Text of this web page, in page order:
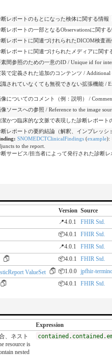
断レポートのもとになった検体に関する情報
レポートの一部となるObservationsに関する
断レポートに関連づけれられたDICOM検査画
断レポートに関連づけられたメディアに関す
素間参照のための一意のID / Unique id for
装で定義された追加のコンテンツ / Additional
識されていなくても無視できない拡張機能 /
像についてのコメント（例：説明） /
ソースへの参照 / Reference to the image
潔かつ臨床的な文脈で表現した診断レポート
断レポートの要約結論（解釈、インプレッシ
SNOMEDCTClinicalFindings(example):
to the report.
断サービス/担当者によって発行された診断
Version Source
📍4.0.1
FHIR Std.
📦4.0.1
FHIR Std.
📍4.0.1
FHIR Std.
📦4.0.1
FHIR Std.
ValueSet 📦1.0.0 jpfhir-
📦4.0.1 FHIR Std.
Expression
、ネスト
resource is
nested